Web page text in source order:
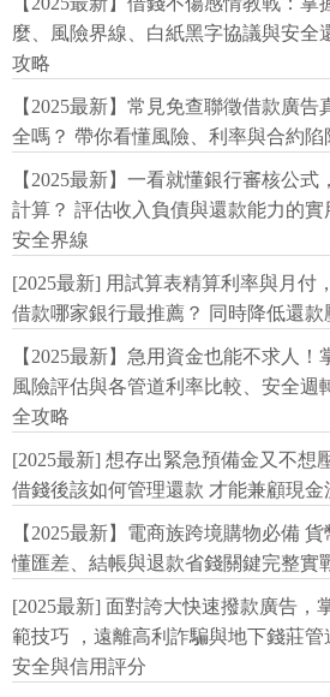
麼、風險界線、白紙黑字協議與安全
攻略
【2025最新】常見免查聯徵借款廣
全嗎？ 帶你看懂風險、利率與合約
【2025最新】一看就懂銀行審核公
計算？ 評估收入負債與還款能力的
安全界線
[2025最新] 用試算表精算利率與月付
借款哪家銀行最推薦？ 同時降低還
【2025最新】急用資金也能不求人！
風險評估與各管道利率比較、安全週
全攻略
[2025最新] 想存出緊急預備金又不想
借錢後該如何管理還款 才能兼顧現金
【2025最新】電商族跨境購物必備
懂匯差、結帳與退款省錢關鍵完整實
[2025最新] 面對誇大快速撥款廣告，
範技巧 ，遠離高利詐騙與地下錢莊
安全與信用評分